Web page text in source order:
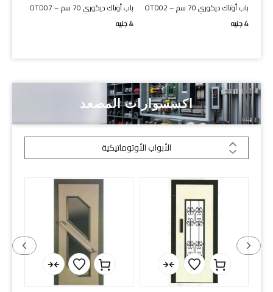
باب أوتاك ديكوري 70 سم – OTD02
4جنيه
باب أوتاك ديكوري 70 سم – OTD07
4جنيه
اكسسوارات المصعد
الأبواب الأوتوماتيكية